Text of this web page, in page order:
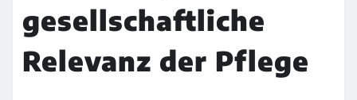
gesellschaftliche
Relevanz der Pflege